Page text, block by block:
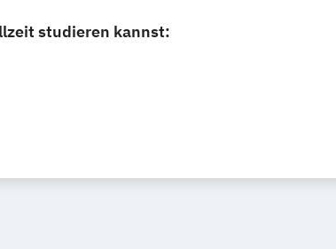
studieren kannst: